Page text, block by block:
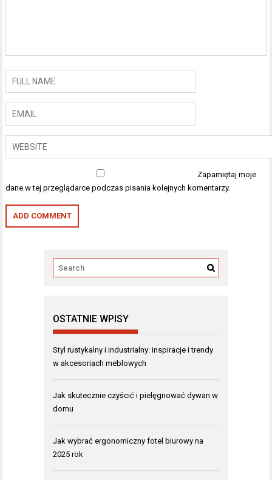
Zapamiętaj moje
dane w tej przeglądarce podczas pisania kolejnych komentarzy.
OSTATNIE WPISY
Styl rustykalny i industrialny: inspiracje i trendy
w akcesoriach meblowych
Jak skutecznie czyścić i pielęgnować dywan w
domu
Jak wybrać ergonomiczny fotel biurowy na
2025 rok